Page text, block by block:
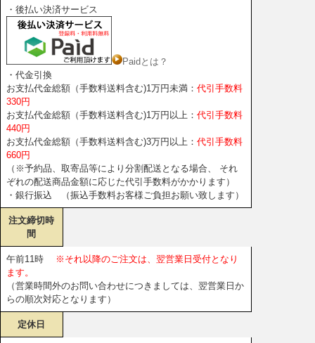
・後払い決済サービス
Paidとは？
・代金引換
お支払代金総額（手数料送料含む)1万円未満： 代引手数料
330円
お支払代金総額（手数料送料含む)1万円以上： 代引手数料
440円
お支払代金総額（手数料送料含む)3万円以上： 代引手数料
660円
（※予約品、取寄品等により分割配送となる場合、 それ
ぞれの配送商品金額に応じた代引手数料がかかります）
・銀行振込 （振込手数料お客様ご負担お願い致します）
注文締切時
間
午前11時
※それ以降のご注文は、翌営業日受付となり
ます。
（営業時間外のお問い合わせにつきましては、翌営業日か
らの順次対応となります）
定休日